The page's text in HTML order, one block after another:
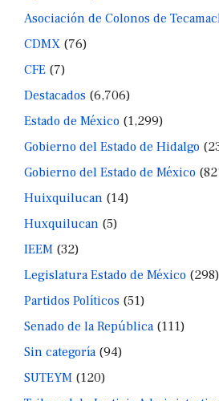
Asociación de Colonos de
CDMX (76)
CFE (7)
Destacados (6,706)
Estado de México (1,299)
Gobierno del Estado de Hidalgo
Gobierno del Estado de México
Huixquilucan (14)
Huxquilucan (5)
IEEM (32)
Legislatura Estado de México (298)
Partidos Políticos (51)
Senado de la República(111)
Sin categoría(94)
SUTEYM (120)